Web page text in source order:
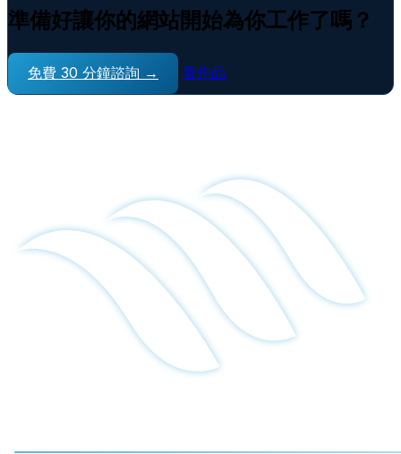
準備好讓你的網站開始為你工作了嗎？
免費 30 分鐘諮詢 → 看作品